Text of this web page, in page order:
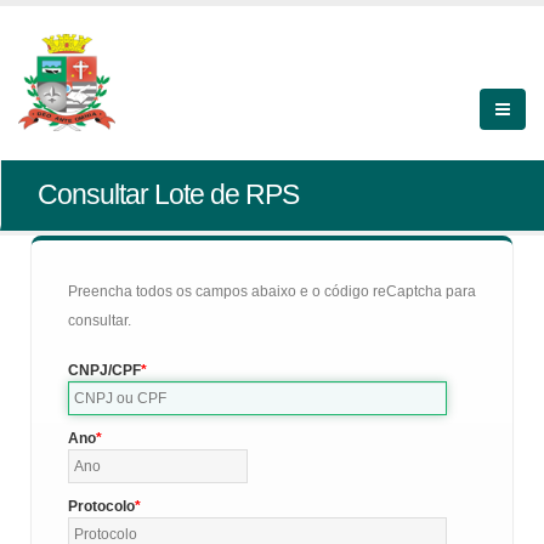
Consultar Lote de RPS
Preencha todos os campos abaixo e o código reCaptcha para
consultar.
CNPJ/CPF
Ano
Protocolo